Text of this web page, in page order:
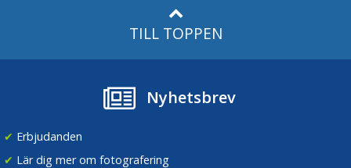
TILL TOPPEN
Nyhetsbrev
✔ Erbjudanden
✔ Lär dig mer om fotografering